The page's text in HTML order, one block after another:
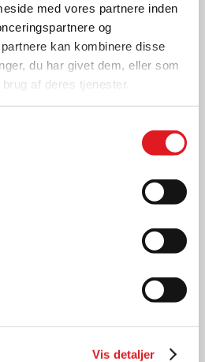
med vores partnere inden
og
kan kombinere disse
du har givet dem, eller som
af deres tjenester.
Vis detaljer
er en Temot leverandør,
ved CAC og au2parts